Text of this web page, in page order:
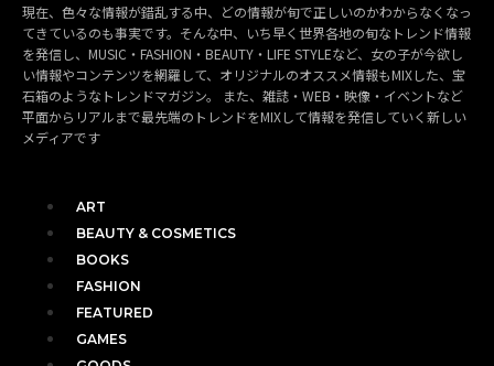
現在、色々な情報が錯乱する中、どの情報が旬で正しいのかわからなくなっ
てきているのも事実です。そんな中、いち早く世界各地の旬なトレンド情報
を発信し、MUSIC・FASHION・BEAUTY・LIFE STYLEなど、女の子が今欲し
い情報やコンテンツを網羅して、オリジナルのオススメ情報もMIXした、宝
石箱のようなトレンドマガジン。 また、雑誌・WEB・映像・イベントなど
平面からリアルまで最先端のトレンドをMIXして情報を発信していく新しい
メディアです
ART
BEAUTY & COSMETICS
BOOKS
FASHION
FEATURED
GAMES